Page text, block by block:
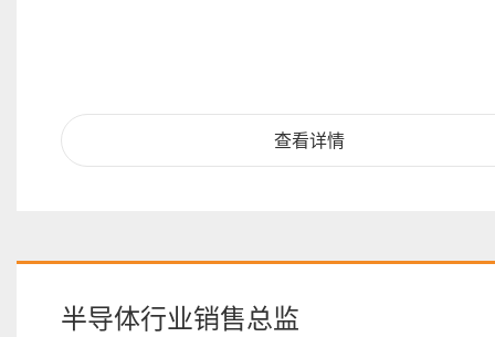
查看详情
半导体行业销售总监